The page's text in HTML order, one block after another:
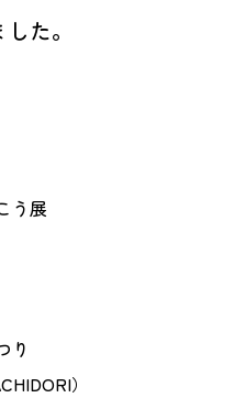
た。
う展
り
）